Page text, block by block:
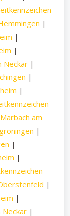
|
|
|
Neckar|
|
|
am
|
|
|
|
|
Neckar|